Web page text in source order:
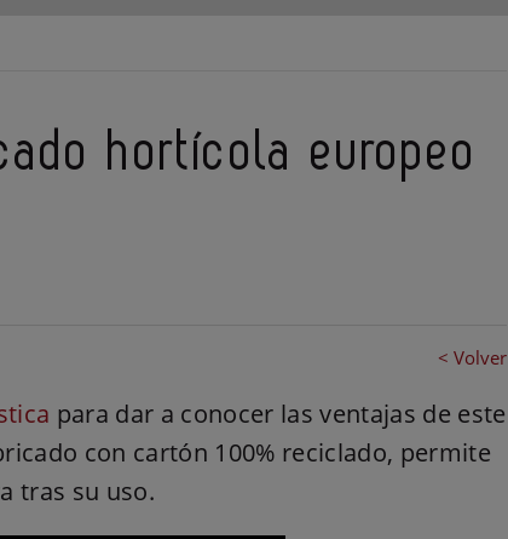
hortícola europeo
< Volver
para dar a conocer las ventajas de este
con cartón 100% reciclado, permite
tras su uso.